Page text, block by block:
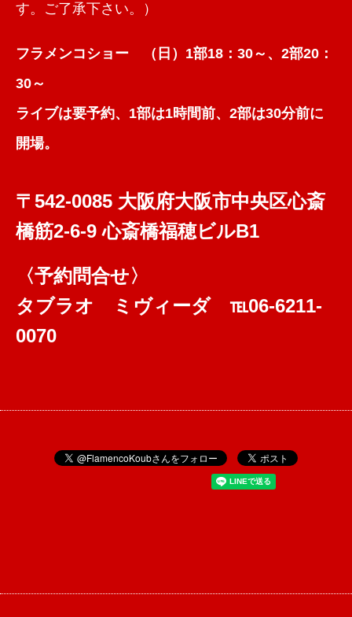
す。ご了承下さい。）
フラメンコショー （日）1部18：30～、2部20：
30～
ライブは要予約、1部は1時間前、2部は30分前に
開場。
〒542-0085 大阪府大阪市中央区心斎
橋筋2-6-9 心斎橋福穂ビルB1
〈予約問合せ〉
タブラオ ミヴィーダ ℡06-6211-
0070